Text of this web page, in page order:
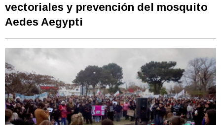
vectoriales y prevención del mosquito
Aedes Aegypti